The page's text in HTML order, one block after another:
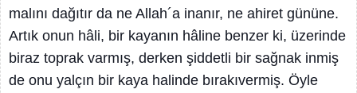
malını dağıtır da ne Allah´a inanır, ne ahiret gününe.
Artık onun hâli, bir kayanın hâline benzer ki, üzerinde
biraz toprak varmış, derken şiddetli bir sağnak inmiş
de onu yalçın bir kaya halinde bırakıvermiş. Öyle